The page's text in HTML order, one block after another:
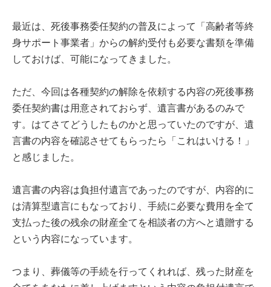
最近は、死後事務委任契約の普及によって「高齢者等終
身サポート事業者」からの解約受付も必要な書類を準備
しておけば、可能になってきました。
ただ、今回は各種契約の解除を依頼する内容の死後事務
委任契約書は用意されておらず、遺言書があるのみで
す。はてさてどうしたものかと思っていたのですが、遺
言書の内容を確認させてもらったら「これはいける！」
と感じました。
遺言書の内容は負担付遺言であったのですが、内容的に
は清算型遺言にもなっており、手続に必要な費用を全て
支払った後の残余の財産全てを相談者の方へと遺贈する
という内容になっています。
つまり、葬儀等の手続を行ってくれれば、残った財産を